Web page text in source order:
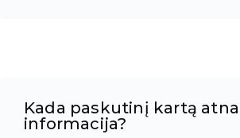
Kada paskutinį kartą
informacija?